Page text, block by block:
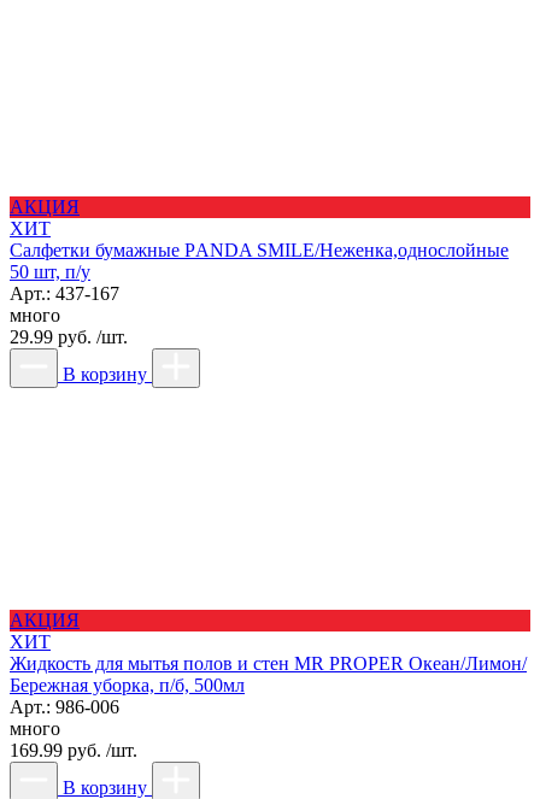
АКЦИЯ
ХИТ
Салфетки бумажные РANDA SMILE/Неженка,однослойные
50 шт, п/у
Арт.: 437-167
много
29.99 руб. /шт.
В корзину
АКЦИЯ
ХИТ
Жидкость для мытья полов и стен MR PROPER Океан/Лимон/
Бережная уборка, п/б, 500мл
Арт.: 986-006
много
169.99 руб. /шт.
В корзину